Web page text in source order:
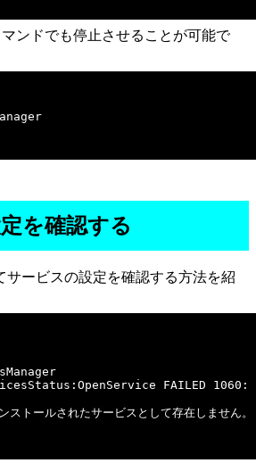
ンドでも停止させることが可能で
を確認する
サービスの設定を確認する方法を紹
FAILED 1060:
ストールされたサービスとして存在しません。